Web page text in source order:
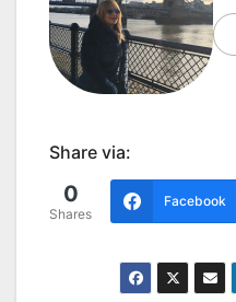
Share via:
0
Shares
Facebook